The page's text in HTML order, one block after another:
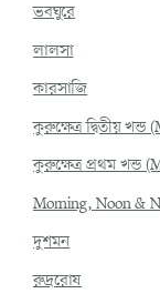
ভবঘুরে
লালসা
কারসাজি
কুরুক্ষেত্র দ্বিতীয়
কুরুক্ষেত্র প্রথম খন্ড
Morning, Noon &
দুশমন
রুদ্ররোষ